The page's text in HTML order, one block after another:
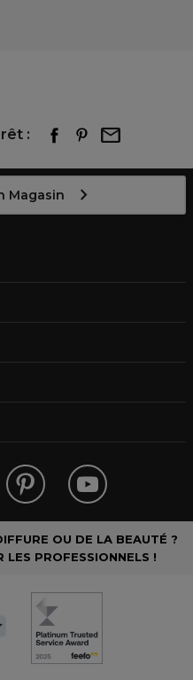
:
Magasin
OU DE LA BEAUTÉ ?
PROFESSIONNELS !